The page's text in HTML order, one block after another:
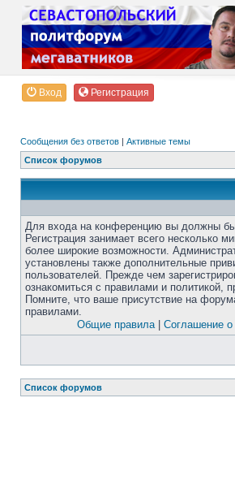
Вход Регистрация
Сообщения без ответов | Активные темы
Список форумов
Для входа на конференцию вы должны
Регистрация занимает всего несколько
более широкие возможности.
установлены также дополнительные
пользователей. Прежде чем
ознакомиться с правилами и политикой,
Помните, что ваше присутствие на
правилами.
Общие правила| Соглашение о
Список форумов